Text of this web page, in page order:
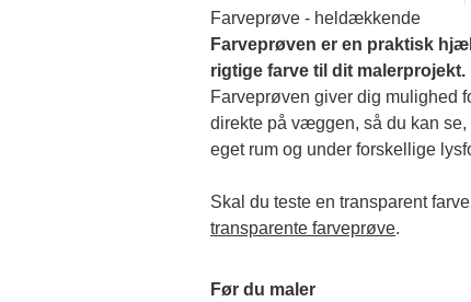
Farveprøve - heldækkende
Farveprøven er en praktisk
rigtige farve til dit malerprojekt.
Farveprøven giver dig mulighed
direkte på væggen, så du kan
eget rum og under forskellige
transparente farveprøve.
Før du maler